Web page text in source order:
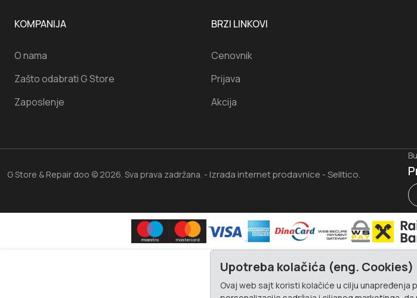
KOMPANIJA
O nama
Zašto odabrati G Store
Zaposlenje
BRZI LINKOVI
Cenovnik
Prijava
Akcija
G Store & Repair doo © 2026. Sva prava zadržana. - Izrada internet prodavnice - Selltico.
Upotreba kolačića (eng. Cookies)
Ovaj web sajt koristi kolačiće u cilju unapređenja